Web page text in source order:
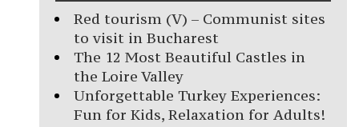
Red tourism (V) – Communist sites
to visit in Bucharest
The 12 Most Beautiful Castles in
the Loire Valley
Unforgettable Turkey Experiences:
Fun for Kids, Relaxation for Adults!